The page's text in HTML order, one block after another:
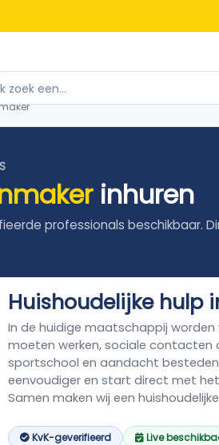
inhuren
professionals beschikbaar.
Huishoudelijke hulp
In de huidige maatschappij
moeten werken, sociale contacten
sportschool en aandacht besteden
eenvoudiger en start direct met
Samen maken wij een
KvK-geverifieerd Live